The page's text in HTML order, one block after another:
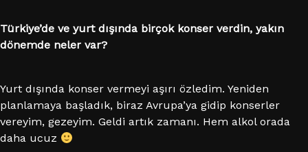
Türkiye’de ve yurt dışında birçok konser verdin, yakın
dönemde neler var?
Yurt dışında konser vermeyi aşırı özledim. Yeniden
planlamaya başladık, biraz Avrupa’ya gidip konserler
vereyim, gezeyim. Geldi artık zamanı. Hem alkol orada
daha ucuz